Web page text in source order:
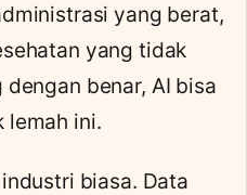
yang berat,
yang tidak
benar, AI bisa
lemah ini.
biasa. Data